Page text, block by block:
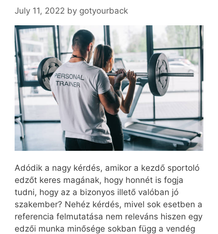
July 11, 2022 by gotyourback
Adódik a nagy kérdés, amikor a kezdő sportoló
edzőt keres magának, hogy honnét is fogja
tudni, hogy az a bizonyos illető valóban jó
szakember? Nehéz kérdés, mivel sok esetben a
referencia felmutatása nem releváns hiszen egy
edzői munka minősége sokban függ a vendég